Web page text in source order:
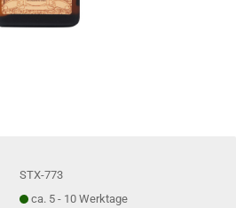
STX-773
ca. 5 - 10 Werktage